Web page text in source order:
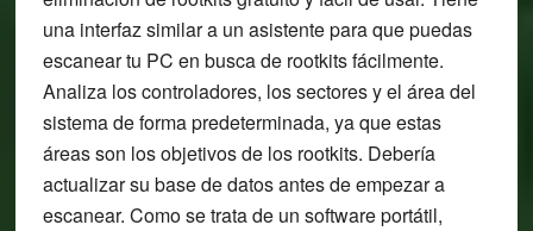
una interfaz similar a un asistente para que puedas
escanear tu PC en busca de rootkits fácilmente.
Analiza los controladores, los sectores y el área del
sistema de forma predeterminada, ya que estas
áreas son los objetivos de los rootkits. Debería
actualizar su base de datos antes de empezar a
escanear. Como se trata de un software portátil,